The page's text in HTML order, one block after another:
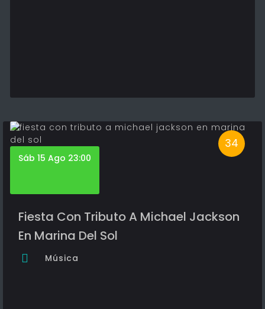
34
Sáb 15 Ago 23:00
Fiesta Con Tributo A Michael Jackson
En Marina Del Sol
Música